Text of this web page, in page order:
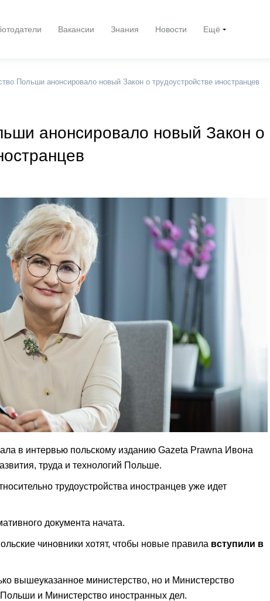
Вакансии Знания Новости Ещё
Польши анонсировало новый Закон о трудоустройстве иностранцев
анонсировало новый Закон о
в интервью польскому изданию Gazeta Prawna Ивона
труда и технологий Польше.
трудоустройства иностранцев уже идет
документа начата.
чиновники хотят, чтобы новые правила вступили в
вышеуказанное министерство, но и Министерство
и Министерство иностранных дел.